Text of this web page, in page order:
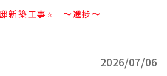
新築工事⭐ ～進捗～
2026/07/06